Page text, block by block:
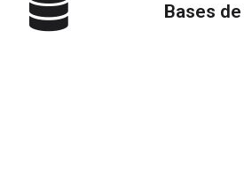
Bases